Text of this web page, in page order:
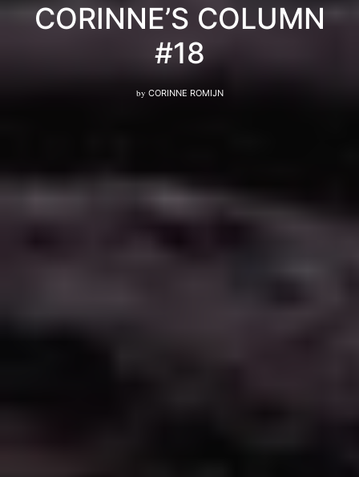
CORINNE’S COLUMN
#18
by CORINNE ROMIJN